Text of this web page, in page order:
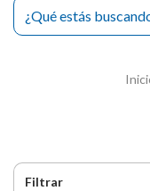
Filtrar